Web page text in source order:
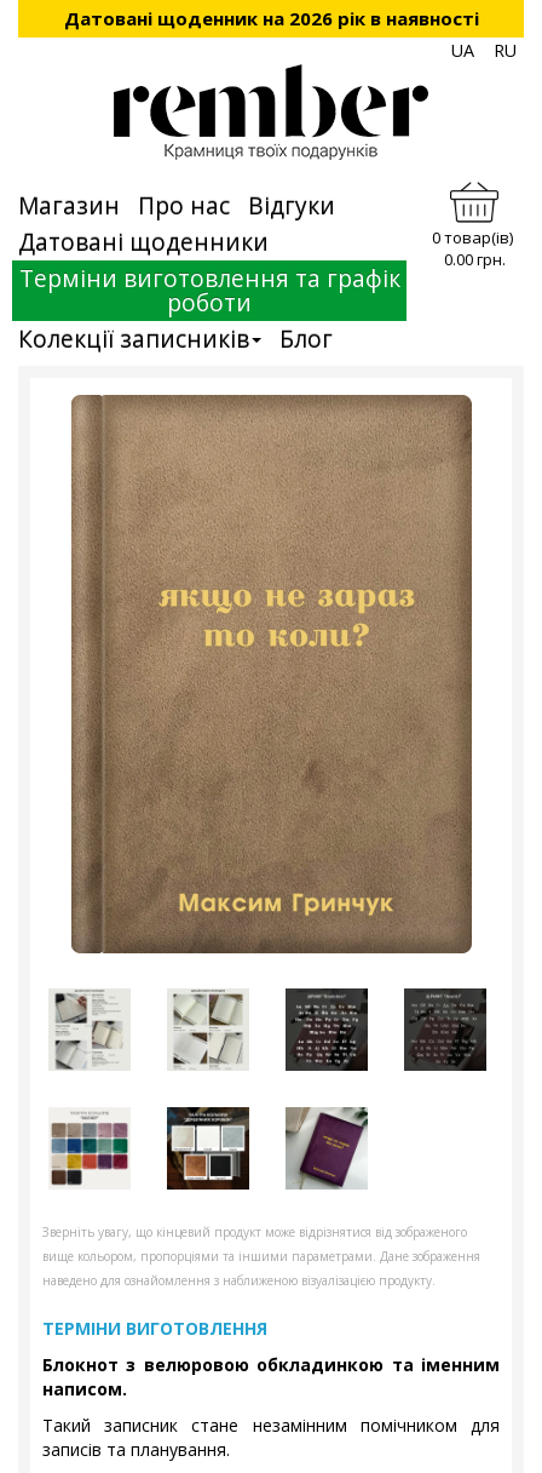
Датовані щоденник на 2026 рік в наявності
UA RU
Магазин Про нас
Відгуки
Датовані щоденники
Терміни виготовлення та графік
роботи
Колекції записників
Блог
0 товар(ів)
0.00 грн.
Зверніть увагу, що кінцевий продукт може відрізнятися від зображеного
вище кольором, пропорціями та іншими параметрами. Дане зображення
наведено для ознайомлення з наближеною візуалізацією продукту.
ТЕРМІНИ ВИГОТОВЛЕННЯ
Блокнот з велюровою обкладинкою та іменним
написом.
Такий записник стане незамінним помічником для
записів та планування.